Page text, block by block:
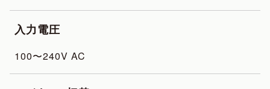
入力電圧
100〜240V AC